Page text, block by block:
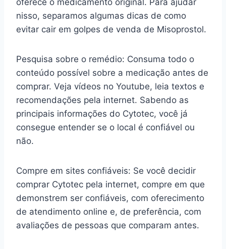
nisso, separamos algumas dicas de como
evitar cair em golpes de venda de Misoprostol.
Pesquisa sobre o remédio: Consuma todo o
conteúdo possível sobre a medicação antes de
comprar. Veja vídeos no Youtube, leia textos e
recomendações pela internet. Sabendo as
principais informações do Cytotec, você já
consegue entender se o local é confiável ou
não.
Compre em sites confiáveis: Se você decidir
comprar Cytotec pela internet, compre em que
demonstrem ser confiáveis, com oferecimento
de atendimento online e, de preferência, com
avaliações de pessoas que comparam antes.